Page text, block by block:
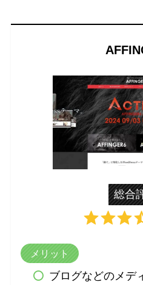
総合
メリット
ブログなどのメデ